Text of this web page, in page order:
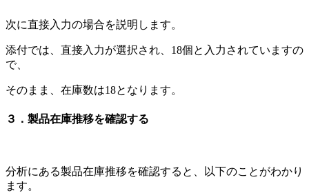
次に直接入力の場合を説明します。
添付では、直接入力が選択され、18個と入力されていますの
で、
そのまま、在庫数は18となります。
３．製品在庫推移を確認する
分析にある製品在庫推移を確認すると、以下のことがわかり
ます。